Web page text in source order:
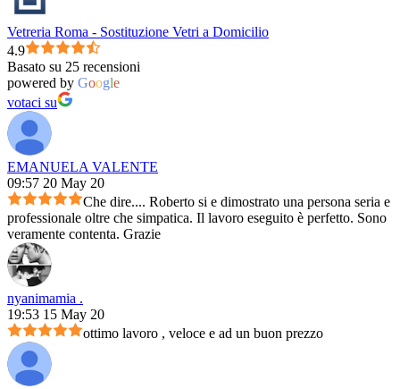
Vetreria Roma - Sostituzione Vetri a Domicilio
4.9
Basato su 25 recensioni
powered by Google
votaci su
EMANUELA VALENTE
09:57 20 May 20
Che dire.... Roberto si e dimostrato una persona seria e
professionale oltre che simpatica. Il lavoro eseguito è perfetto. Sono
veramente contenta. Grazie
nyanimamia .
19:53 15 May 20
ottimo lavoro , veloce e ad un buon prezzo